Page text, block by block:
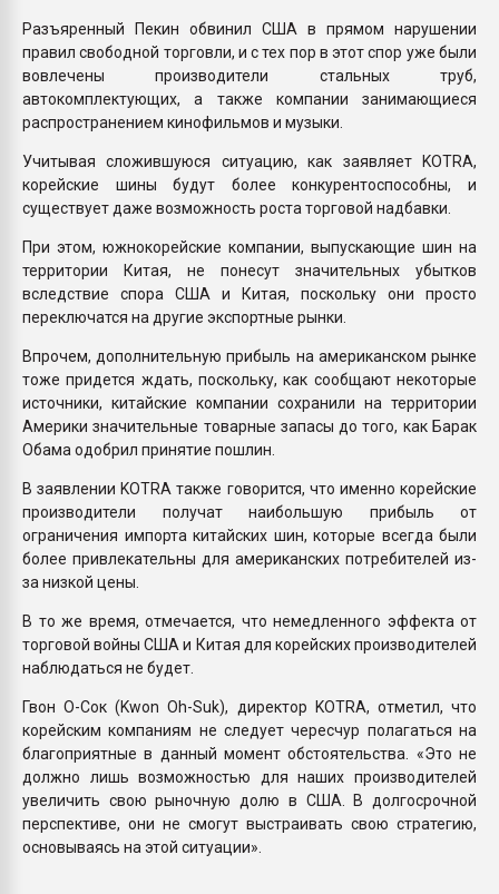
Разъяренный Пекин обвинил США в прямом нарушении
правил свободной торговли, и с тех пор в этот спор уже были
вовлечены производители стальных труб,
автокомплектующих, а также компании занимающиеся
распространением кинофильмов и музыки.
Учитывая сложившуюся ситуацию, как заявляет KOTRA,
корейские шины будут более конкурентоспособны, и
существует даже возможность роста торговой надбавки.
При этом, южнокорейские компании, выпускающие шин на
территории Китая, не понесут значительных убытков
вследствие спора США и Китая, поскольку они просто
переключатся на другие экспортные рынки.
Впрочем, дополнительную прибыль на американском рынке
тоже придется ждать, поскольку, как сообщают некоторые
источники, китайские компании сохранили на территории
Америки значительные товарные запасы до того, как Барак
Обама одобрил принятие пошлин.
В заявлении KOTRA также говорится, что именно корейские
производители получат наибольшую прибыль от
ограничения импорта китайских шин, которые всегда были
более привлекательны для американских потребителей из-
за низкой цены.
В то же время, отмечается, что немедленного эффекта от
торговой войны США и Китая для корейских производителей
наблюдаться не будет.
Гвон О-Сок (Kwon Oh-Suk), директор KOTRA, отметил, что
корейским компаниям не следует чересчур полагаться на
благоприятные в данный момент обстоятельства. «Это не
должно лишь возможностью для наших производителей
увеличить свою рыночную долю в США. В долгосрочной
перспективе, они не смогут выстраивать свою стратегию,
основываясь на этой ситуации».